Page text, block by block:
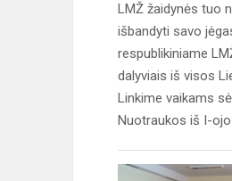
LMŽ žaidynės tuo
išbandyti savo
respublikiniame
dalyviais iš visos
Linkime vaikams
Nuotraukos iš I-